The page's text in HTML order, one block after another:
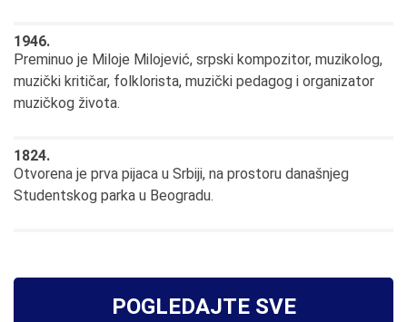
1946.
Preminuo je Miloje Milojević, srpski kompozitor, muzikolog,
muzički kritičar, folklorista, muzički pedagog i organizator
muzičkog života.
1824.
Otvorena je prva pijaca u Srbiji, na prostoru današnjeg
Studentskog parka u Beogradu.
POGLEDAJTE SVE